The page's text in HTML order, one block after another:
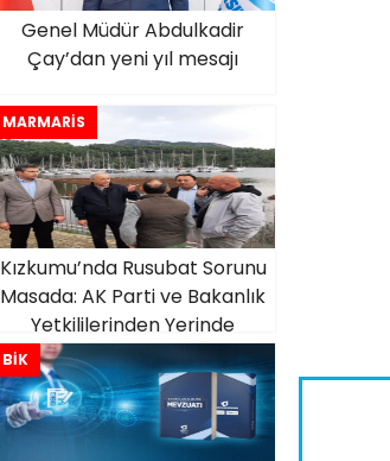
Genel Müdür Abdulkadir
Çay’dan yeni yıl mesajı
MARMARİS
Kızkumu’nda Rusubat Sorunu
Masada: AK Parti ve Bakanlık
Yetkililerinden Yerinde
İnceleme
BİK